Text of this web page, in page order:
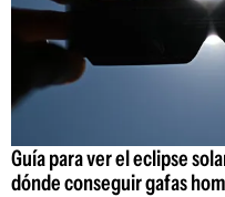
Guía para ver el eclipse
dónde conseguir gafas